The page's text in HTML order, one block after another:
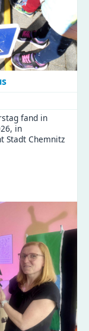
fand in
in
Stadt Chemnitz